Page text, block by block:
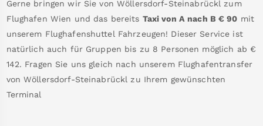
Gerne bringen wir Sie von Wöllersdorf-Steinabrückl zum
Flughafen Wien und das bereits Taxi von A nach B €90 mit
unserem Flughafenshuttel Fahrzeugen! Dieser Service ist
natürlich auch für Gruppen bis zu 8 Personen möglich ab €
142. Fragen Sie uns gleich nach unserem Flughafentransfer
von Wöllersdorf-Steinabrückl zu Ihrem gewünschten
Terminal